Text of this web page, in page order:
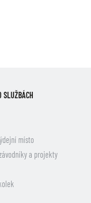
SLUŽBÁCH
místo
a projekty